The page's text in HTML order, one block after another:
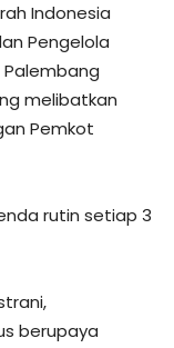
Indonesia
Pengelola
Palembang
melibatkan
Pemkot
rutin setiap 3
berupaya